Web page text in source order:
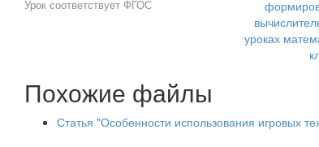
Урок соответствует ФГОС
уроках
Похожие файлы
Статья "Особенности использования игровых